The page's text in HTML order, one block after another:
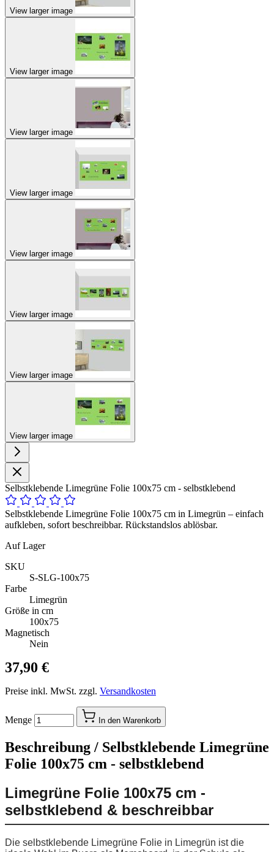
View larger image
View larger image
View larger image
View larger image
View larger image
View larger image
View larger image
View larger image
Selbstklebende Limegrüne Folie 100x75 cm - selbstklebend
Selbstklebende Limegrüne Folie 100x75 cm in Limegrün – einfach
aufkleben, sofort beschreibbar. Rückstandslos ablösbar.
Auf Lager
SKU
S-SLG-100x75
Farbe
Limegrün
Größe in cm
100x75
Magnetisch
Nein
37,90 €
Preise inkl. MwSt. zzgl. Versandkosten
Menge In den Warenkorb
Beschreibung / Selbstklebende Limegrüne
Folie 100x75 cm - selbstklebend
Limegrüne Folie 100x75 cm -
selbstklebend & beschreibbar
Die selbstklebende Limegrüne Folie in Limegrün ist die